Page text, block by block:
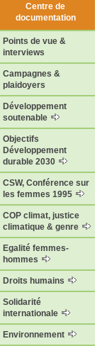
Centre de
documentation
Points de vue &
interviews
Campagnes &
plaidoyers
Développement
soutenable
Objectifs
Développement
durable 2030
CSW, Conférence sur
les femmes 1995
COP climat, justice
climatique & genre
Egalité femmes-
hommes
Droits humains
Solidarité
internationale
Environnement